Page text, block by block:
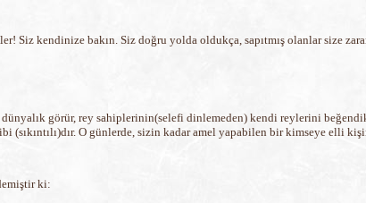
Siz kendinize bakın. Siz doğru yolda oldukça, sapıtmış olanlar size
görür, rey sahiplerinin(selefi dinlemeden) kendi reylerini
(sıkıntılı)dır. O günlerde, sizin kadar amel yapabilen bir kimseye elli
ki: